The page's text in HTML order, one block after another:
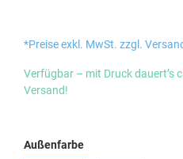
*Preise exkl. MwSt. zzgl.
Verfügbar – mit Druck dauert’s
Versand!
Außenfarbeauswählen